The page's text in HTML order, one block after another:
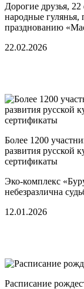
Дорогие друзья,
народные
празднованию
22.02.2026
Более 1200
развития русской
сертификаты
Эко-комплекс
небезразлична
12.01.2026
Расписание